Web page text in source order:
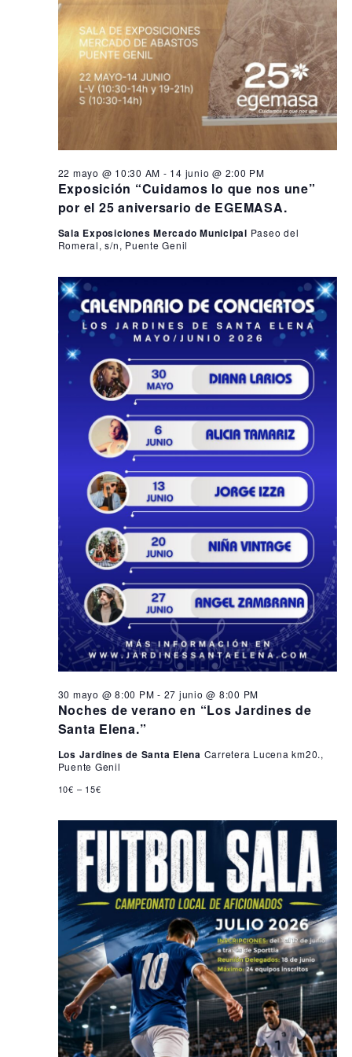
Exposición “Cuidamos lo que nos une”
por el 25 aniversario de EGEMASA.
22 mayo @ 10:30 AM - 14 junio @ 2:00 PM
Sala Exposiciones Mercado Municipal Paseo del
Romeral, s/n, Puente Genil
Noches de verano en “Los Jardines de
Santa Elena.”
30 mayo @ 8:00 PM - 27 junio @ 8:00 PM
Los Jardines de Santa Elena Carretera Lucena km20.,
Puente Genil
10€ – 15€